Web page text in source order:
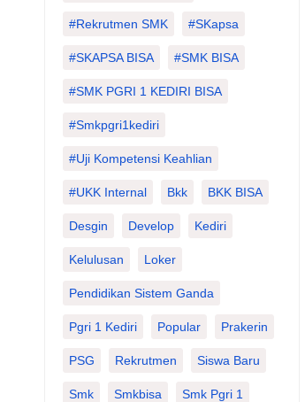
#Rekrutmen SMK #SKapsa
#SKAPSA BISA #SMK BISA
#SMK PGRI 1 KEDIRI BISA
#smkpgri1kediri
#Uji Kompetensi Keahlian
#UKK Internal Bkk BKK BISA
Desgin Develop Kediri
Kelulusan Loker
Pendidikan Sistem Ganda
Pgri 1 Kediri Popular Prakerin
PSG Rekrutmen Siswa Baru
Smk Smkbisa Smk Pgri 1